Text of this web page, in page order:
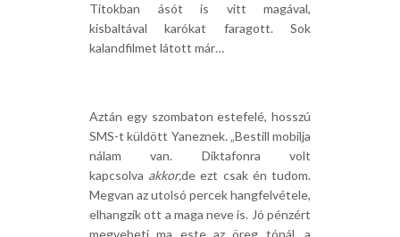
Titokban ásót is vitt magával,
kisbaltával karókat faragott. Sok
kalandfilmet látott már…
Aztán egy szombaton estefelé, hosszú
SMS-t küldött Yaneznek. „Bestill mobilja
nálam van. Diktafonra volt
kapcsolva akkor,de ezt csak én tudom.
Megvan az utolsó percek hangfelvétele,
elhangzik ott a maga neve is. Jó pénzért
megveheti ma este az öreg tónál, a